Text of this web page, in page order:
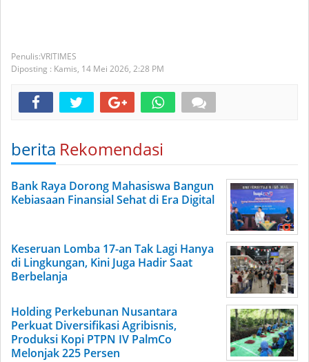
VRITIMES
Diposting : Kamis, 14 Mei 2026, 2:28 PM
berita Rekomendasi
Bank Raya Dorong Mahasiswa Bangun
Kebiasaan Finansial Sehat di Era Digital
Keseruan Lomba 17-an Tak Lagi Hanya
di Lingkungan, Kini Juga Hadir Saat
Berbelanja
Holding Perkebunan Nusantara
Perkuat Diversifikasi Agribisnis,
Produksi Kopi PTPN IV PalmCo
Melonjak 225 Persen